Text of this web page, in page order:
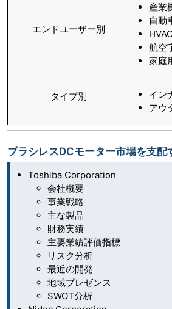
エンドユーザー別
産業
自動
航空
家庭
タイプ別
イン
アウ
ブラシレスDCモーター市場を支配
Toshiba Corporation
会社概要
事業戦略
主な製品
財務実績
主要業績評価指標
リスク分析
最近の開発
地域プレゼンス
SWOT分析